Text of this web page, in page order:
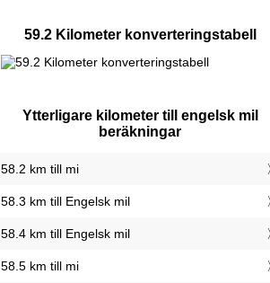
59.2 Kilometer konverteringstabell
Ytterligare kilometer till engelsk mil
beräkningar
58.2 km till mi
58.3 km till Engelsk mil
58.4 km till Engelsk mil
58.5 km till mi